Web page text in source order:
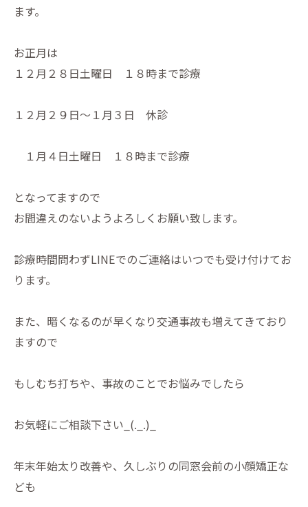
ます。
お正月は
１２月２８日土曜日 １８時まで診療
１２月２９日～１月３日 休診
１月４日土曜日 １８時まで診療
となってますので
お間違えのないようよろしくお願い致します。
診療時間問わずLINEでのご連絡はいつでも受け付けてお
ります。
また、暗くなるのが早くなり交通事故も増えてきており
ますので
もしむち打ちや、事故のことでお悩みでしたら
お気軽にご相談下さい_(._.)_
年末年始太り改善や、久しぶりの同窓会前の小顔矯正な
ども